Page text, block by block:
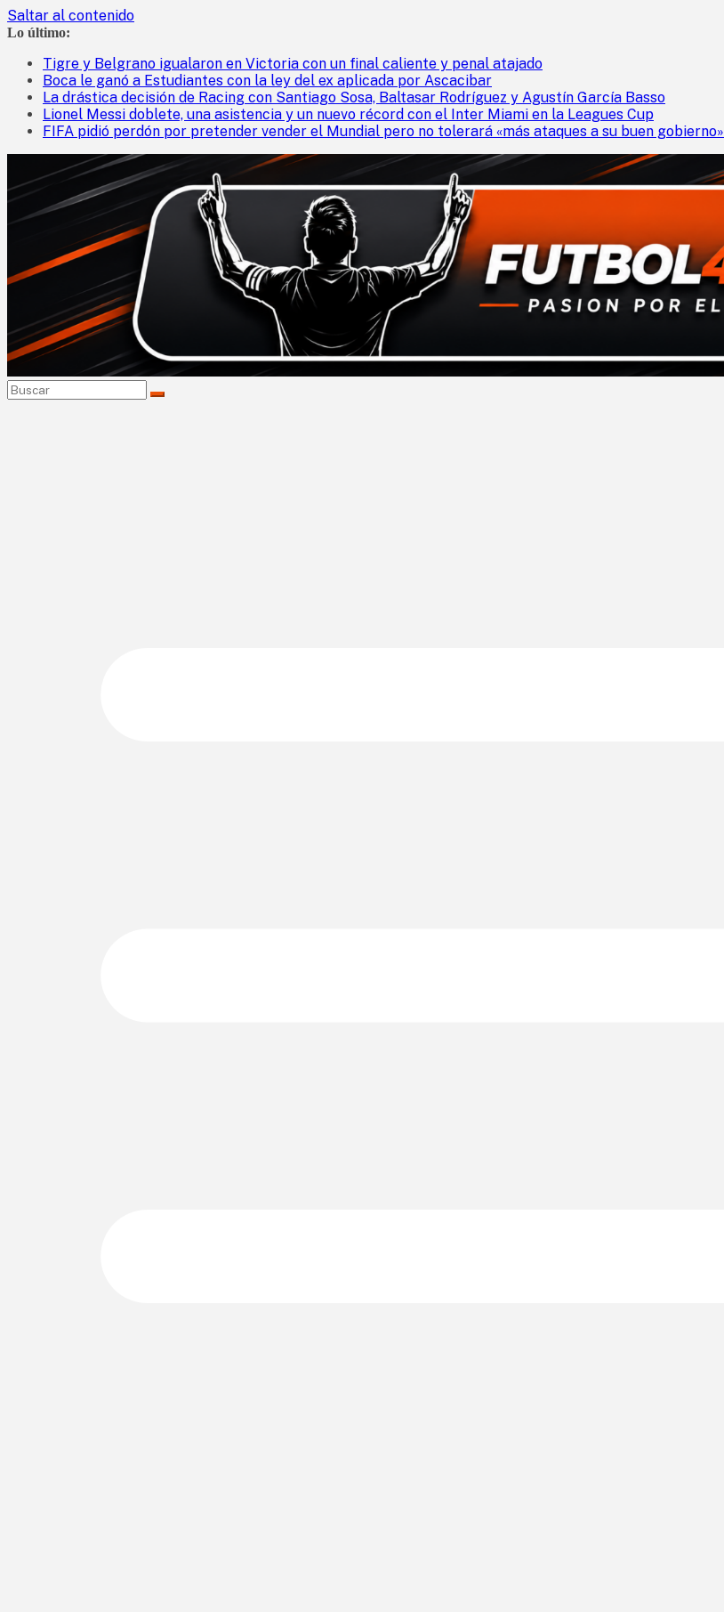
Saltar al contenido
Lo último:
Tigre y Belgrano igualaron en Victoria con un final caliente y penal atajado
Boca le ganó a Estudiantes con la ley del ex aplicada por Ascacibar
La drástica decisión de Racing con Santiago Sosa, Baltasar Rodríguez y Agustín García Basso
Lionel Messi doblete, una asistencia y un nuevo récord con el Inter Miami en la Leagues Cup
FIFA pidió perdón por pretender vender el Mundial pero no tolerará «más ataques a su buen gobierno»